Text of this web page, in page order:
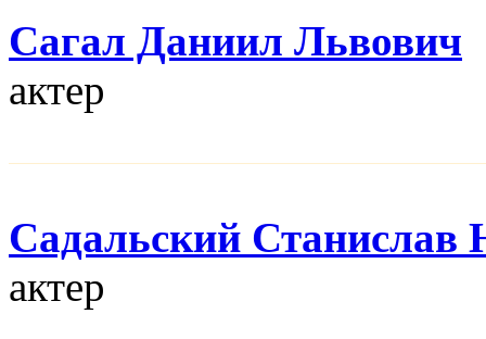
Сагал Даниил Львович
актер
Садальский
актер